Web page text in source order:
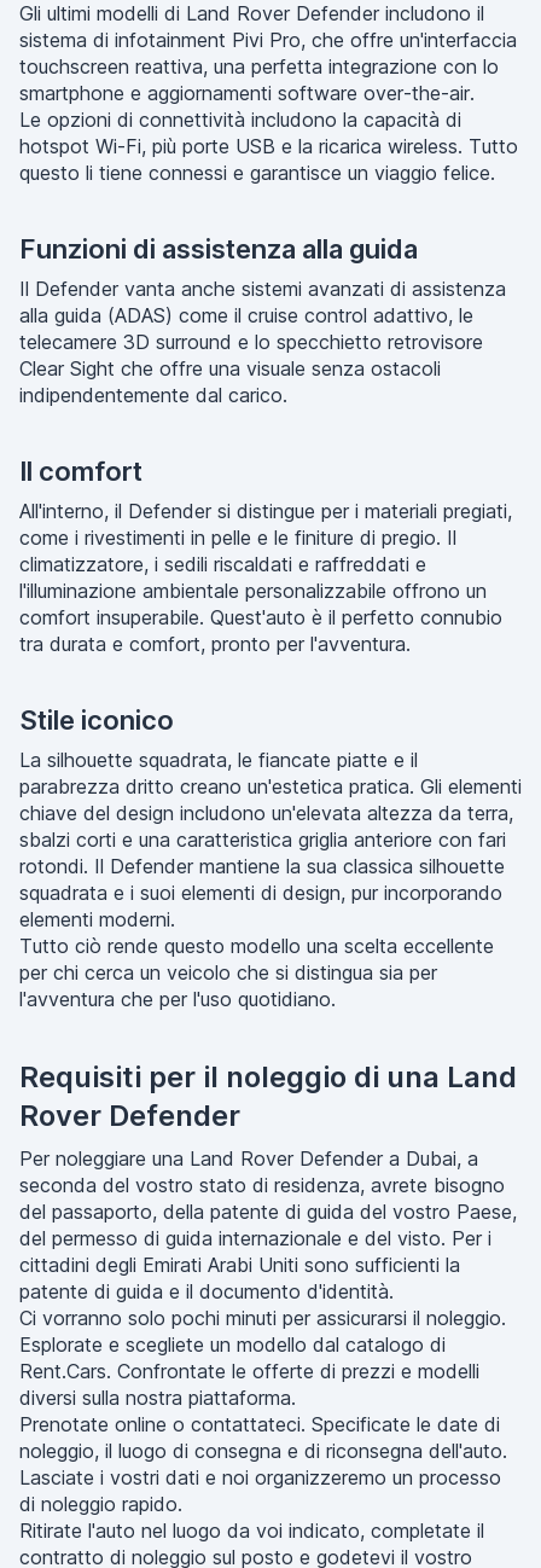
Gli ultimi modelli di Land Rover Defender includono il
sistema di infotainment Pivi Pro, che offre un'interfaccia
touchscreen reattiva, una perfetta integrazione con lo
smartphone e aggiornamenti software over-the-air.
Le opzioni di connettività includono la capacità di
hotspot Wi-Fi, più porte USB e la ricarica wireless. Tutto
questo li tiene connessi e garantisce un viaggio felice.
Funzioni di assistenza alla guida
Il Defender vanta anche sistemi avanzati di assistenza
alla guida (ADAS) come il cruise control adattivo, le
telecamere 3D surround e lo specchietto retrovisore
Clear Sight che offre una visuale senza ostacoli
indipendentemente dal carico.
Il comfort
All'interno, il Defender si distingue per i materiali pregiati,
come i rivestimenti in pelle e le finiture di pregio. Il
climatizzatore, i sedili riscaldati e raffreddati e
l'illuminazione ambientale personalizzabile offrono un
comfort insuperabile. Quest'auto è il perfetto connubio
tra durata e comfort, pronto per l'avventura.
Stile iconico
La silhouette squadrata, le fiancate piatte e il
parabrezza dritto creano un'estetica pratica. Gli elementi
chiave del design includono un'elevata altezza da terra,
sbalzi corti e una caratteristica griglia anteriore con fari
rotondi. Il Defender mantiene la sua classica silhouette
squadrata e i suoi elementi di design, pur incorporando
elementi moderni.
Tutto ciò rende questo modello una scelta eccellente
per chi cerca un veicolo che si distingua sia per
l'avventura che per l'uso quotidiano.
Requisiti per il noleggio di una Land
Rover Defender
Per noleggiare una Land Rover Defender a Dubai, a
seconda del vostro stato di residenza, avrete bisogno
del passaporto, della patente di guida del vostro Paese,
del permesso di guida internazionale e del visto. Per i
cittadini degli Emirati Arabi Uniti sono sufficienti la
patente di guida e il documento d'identità.
Ci vorranno solo pochi minuti per assicurarsi il noleggio.
Esplorate e scegliete un modello dal catalogo di
Rent.Cars. Confrontate le offerte di prezzi e modelli
diversi sulla nostra piattaforma.
Prenotate online o contattateci. Specificate le date di
noleggio, il luogo di consegna e di riconsegna dell'auto.
Lasciate i vostri dati e noi organizzeremo un processo
di noleggio rapido.
Ritirate l'auto nel luogo da voi indicato, completate il
contratto di noleggio sul posto e godetevi il vostro